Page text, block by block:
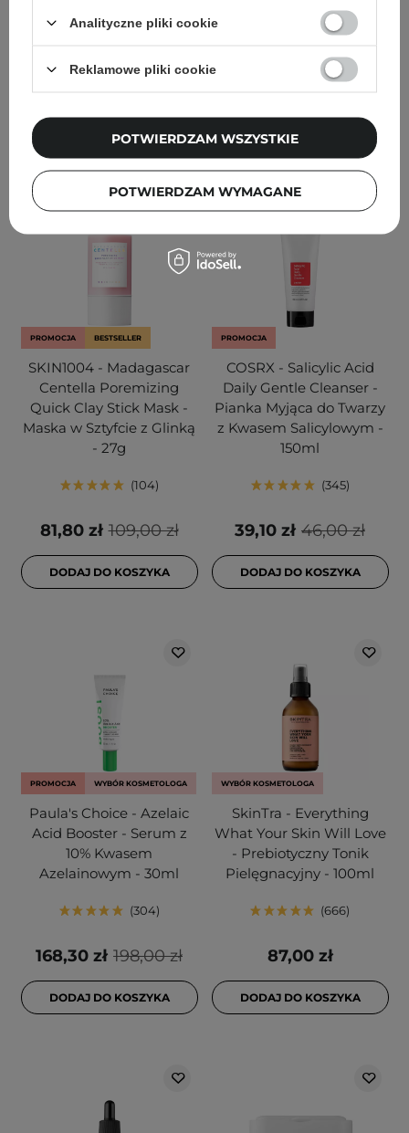
79
79,90 zł
PROMOCJA BESTSELLER
SKIN1004 - Madagascar
Centella Poremizing
Quick Clay Stick Mask -
Maska w Sztyfcie z Glinką
- 27g
104
109,00 zł
81,80 zł
DODAJ DO KOSZYKA
PROMOCJA
COSRX - Salicylic Acid
Daily Gentle Cleanser -
Pianka Myjąca do Twarzy
z Kwasem Salicylowym -
150ml
345
46,00 zł
39,10 zł
DODAJ DO KOSZYKA
PROMOCJA WYBÓR KOSMETOLOGA
Paula's Choice - Azelaic
Acid Booster - Serum z
10% Kwasem
Azelainowym - 30ml
304
198,00 zł
168,30 zł
DODAJ DO KOSZYKA
WYBÓR KOSMETOLOGA
SkinTra - Everything
What Your Skin Will Love
- Prebiotyczny Tonik
Pielęgnacyjny - 100ml
666
87,00 zł
DODAJ DO KOSZYKA
Analityczne pliki cookie
Reklamowe pliki cookie
POTWIERDZAM WYMAGANE
POTWIERDZAM WSZYSTKIE